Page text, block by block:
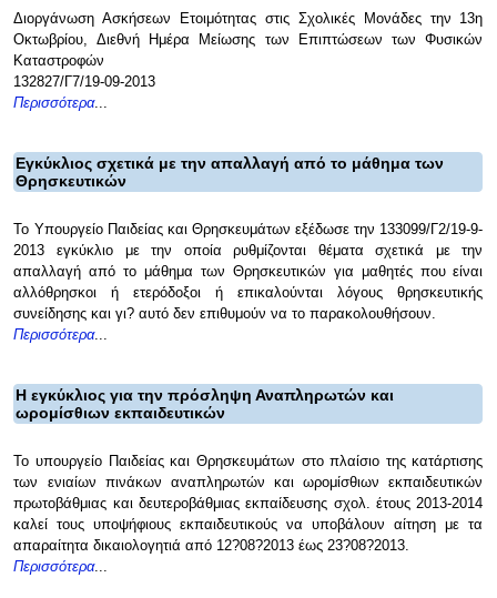
Διοργάνωση Ασκήσεων Ετοιμότητας στις Σχολικές Μονάδες την 13η
Οκτωβρίου, Διεθνή Ημέρα Μείωσης των Επιπτώσεων των Φυσικών
Καταστροφών
132827/Γ7/19-09-2013
Περισσότερα...
Εγκύκλιος σχετικά με την απαλλαγή από το μάθημα των
Θρησκευτικών
Το Υπουργείο Παιδείας και Θρησκευμάτων εξέδωσε την 133099/Γ2/19-9-
2013 εγκύκλιο με την οποία ρυθμίζονται θέματα σχετικά με την
απαλλαγή από το μάθημα των Θρησκευτικών για μαθητές που είναι
αλλόθρησκοι ή ετερόδοξοι ή επικαλούνται λόγους θρησκευτικής
συνείδησης και γι? αυτό δεν επιθυμούν να το παρακολουθήσουν.
Περισσότερα...
Η εγκύκλιος για την πρόσληψη Αναπληρωτών και
ωρομίσθιων εκπαιδευτικών
Το υπουργείο Παιδείας και Θρησκευμάτων στο πλαίσιο της κατάρτισης
των ενιαίων πινάκων αναπληρωτών και ωρομίσθιων εκπαιδευτικών
πρωτοβάθμιας και δευτεροβάθμιας εκπαίδευσης σχολ. έτους 2013-2014
καλεί τους υποψήφιους εκπαιδευτικούς να υποβάλουν αίτηση με τα
απαραίτητα δικαιολογητιά από 12?08?2013 έως 23?08?2013.
Περισσότερα...